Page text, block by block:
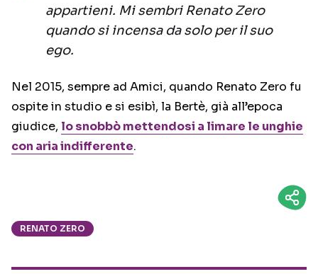
appartieni. Mi sembri Renato Zero
quando si incensa da solo per il suo
ego.
Nel 2015, sempre ad Amici, quando Renato Zero fu
ospite in studio e si esibì, la Bertè, già all’epoca
giudice, lo snobbò mettendosi a limare le unghie
con aria indifferente.
RENATO ZERO